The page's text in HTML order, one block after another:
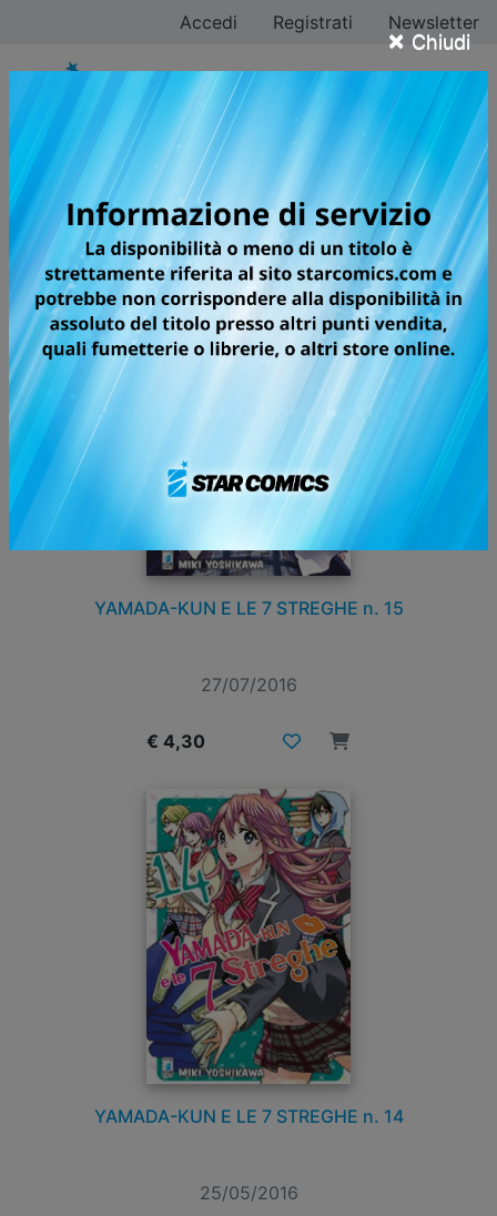
× Chiudi
Accedi Registrati Newsletter
Tutti i fumetti per la
testata GHOST
YAMADA-KUN E LE 7 STREGHE n. 15
27/07/2016
€ 4,30
YAMADA-KUN E LE 7 STREGHE n. 14
25/05/2016